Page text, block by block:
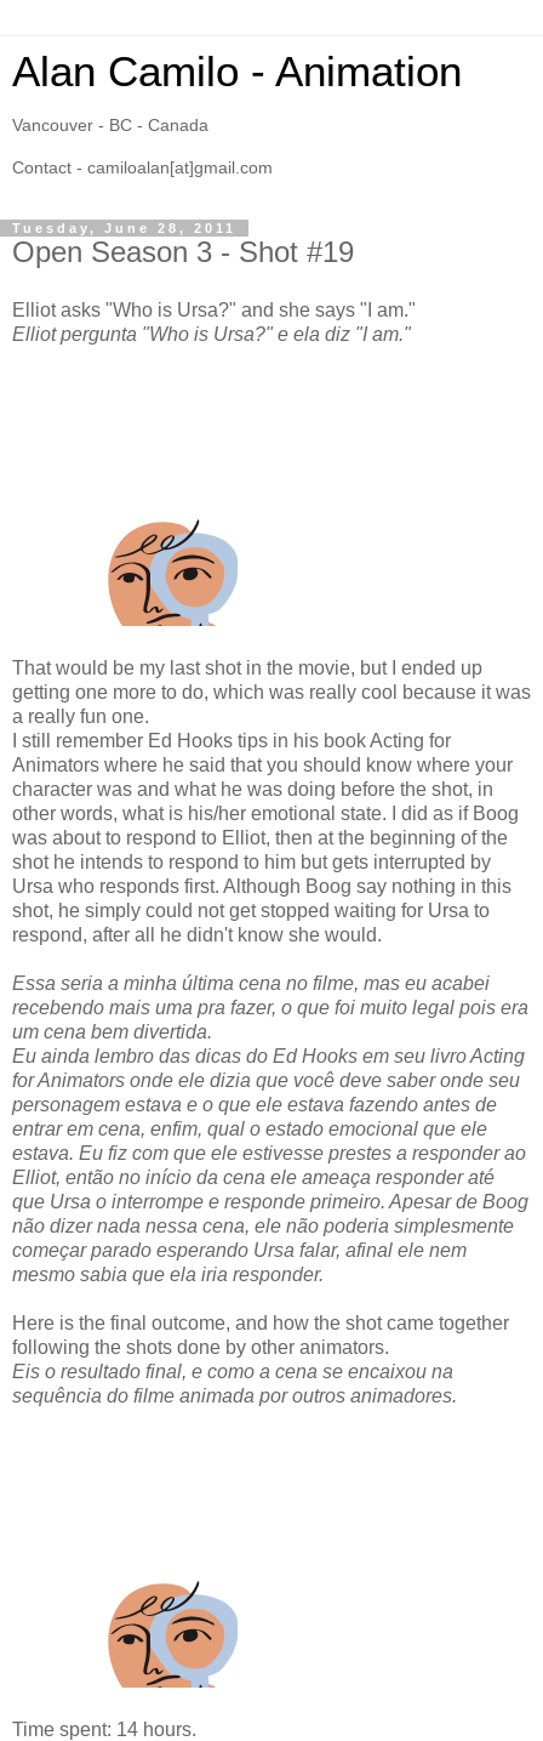
Alan Camilo - Animation
Vancouver - BC - Canada
Contact - camiloalan[at]gmail.com
Tuesday, June 28, 2011
Open Season 3 - Shot #19
Elliot asks "Who is Ursa?" and she says "I am."
Elliot pergunta "Who is Ursa?" e ela diz "I am."
That would be my last shot in the movie, but I ended up
getting one more to do, which was really cool because it was
a really fun one.
I still remember Ed Hooks tips in his book Acting for
Animators where he said that you should know where your
character was and what he was doing before the shot, in
other words, what is his/her emotional state. I did as if Boog
was about to respond to Elliot, then at the beginning of the
shot he intends to respond to him but gets interrupted by
Ursa who responds first. Although Boog say nothing in this
shot, he simply could not get stopped waiting for Ursa to
respond, after all he didn't know she would.
Essa seria a minha última cena no filme, mas eu acabei
recebendo mais uma pra fazer, o que foi muito legal pois era
um cena bem divertida.
Eu ainda lembro das dicas do Ed Hooks em seu livro Acting
for Animators onde ele dizia que você deve saber onde seu
personagem estava e o que ele estava fazendo antes de
entrar em cena, enfim, qual o estado emocional que ele
estava. Eu fiz com que ele estivesse prestes a responder ao
Elliot, então no início da cena ele ameaça responder até
que Ursa o interrompe e responde primeiro. Apesar de Boog
não dizer nada nessa cena, ele não poderia simplesmente
começar parado esperando Ursa falar, afinal ele nem
mesmo sabia que ela iria responder.
Here is the final outcome, and how the shot came together
following the shots done by other animators.
Eis o resultado final, e como a cena se encaixou na
sequência do filme animada por outros animadores.
Time spent: 14 hours.